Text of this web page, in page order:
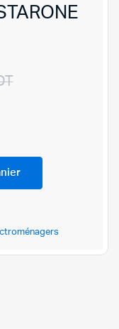
initial
actuel